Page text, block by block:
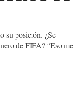
su posición. ¿Se
de FIFA? “Eso me